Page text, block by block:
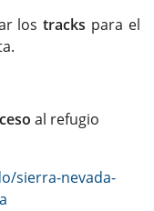
lostracks para el
al refugio
sierra-nevada-